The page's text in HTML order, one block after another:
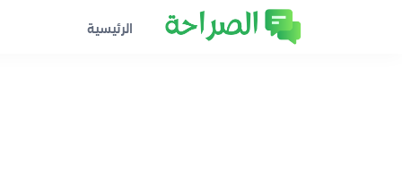
الرئيسية